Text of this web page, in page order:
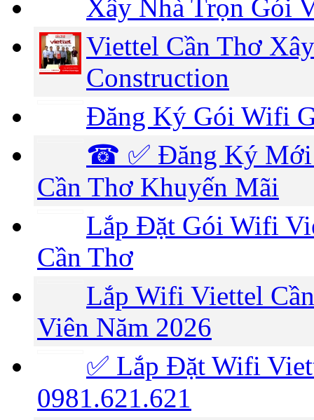
Xây Nhà Trọn Gói
Viettel Cần Thơ
Construction
Đăng Ký Gói Wifi
☎ ✅‎ Đăng Ký Mới
Cần Thơ Khuyến Mãi
Lắp Đặt Gói Wifi
Cần Thơ
Lắp Wifi Viettel
Viên Năm 2026
✅ Lắp Đặt Wifi
0981.621.621